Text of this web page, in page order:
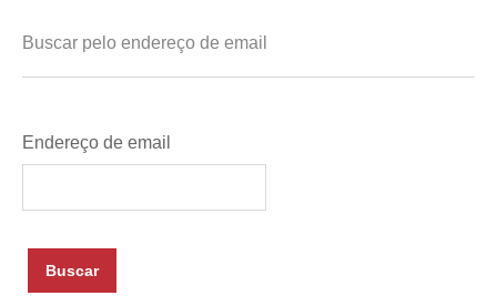
Buscar pelo endereço de email
Endereço de email